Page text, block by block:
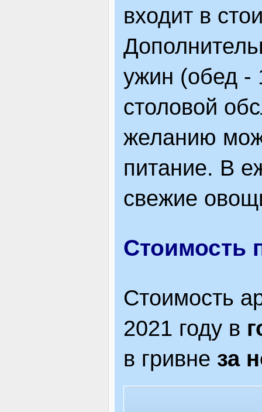
входит в
ужин (обед -
столовой
желанию
питание. В
свежие
Стоимость
Стоимость
2021 году в
в гривне за